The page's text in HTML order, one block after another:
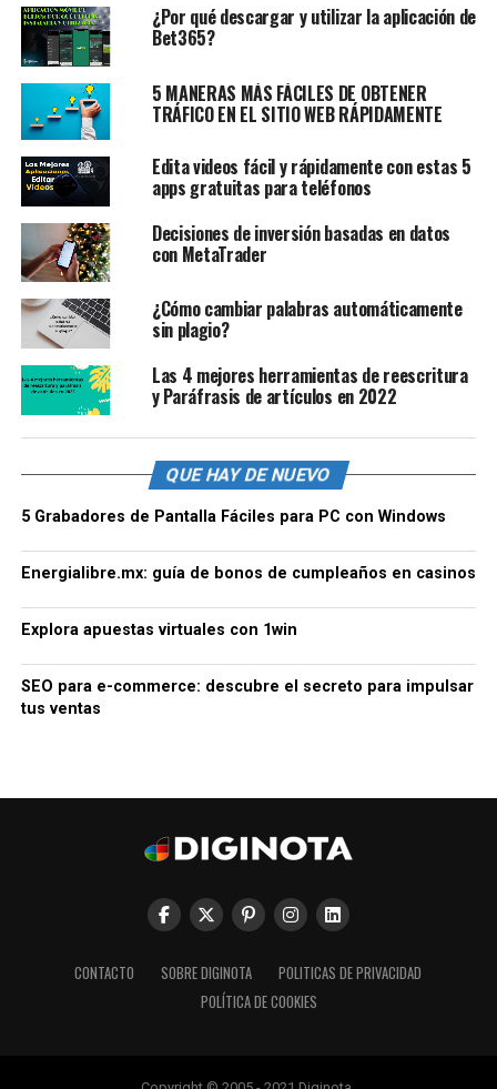
¿Por qué descargar y utilizar la aplicación de
Bet365?
5 MANERAS MÁS FÁCILES DE OBTENER
TRÁFICO EN EL SITIO WEB RÁPIDAMENTE
Edita videos fácil y rápidamente con estas 5
apps gratuitas para teléfonos
Decisiones de inversión basadas en datos
con MetaTrader
¿Cómo cambiar palabras automáticamente
sin plagio?
Las 4 mejores herramientas de reescritura
y Paráfrasis de artículos en 2022
QUE HAY DE NUEVO
5 Grabadores de Pantalla Fáciles para PC con Windows
Energialibre.mx: guía de bonos de cumpleaños en casinos
Explora apuestas virtuales con 1win
SEO para e-commerce: descubre el secreto para impulsar
tus ventas
CONTACTO SOBRE DIGINOTA
POLITICAS DE PRIVACIDAD
POLÍTICA DE COOKIES